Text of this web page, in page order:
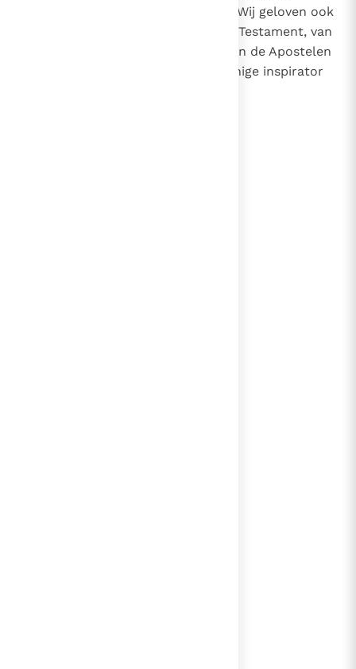
dragen, en in het eeuwige leven. Wij geloven ook
dat van het Nieuwe en het Oude Testament, van
de Wet, en van de Profeten en van de Apostelen
de almachtige God en Heer de enige inspirator